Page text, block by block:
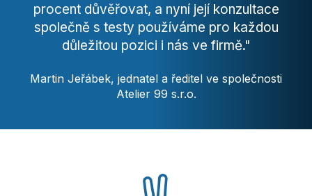
procent důvěřovat, a nyní její konzultace
společně s testy používáme pro každou
důležitou pozici i nás ve firmě."
Martin Jeřábek, jednatel a ředitel ve společnosti
Atelier 99 s.r.o.